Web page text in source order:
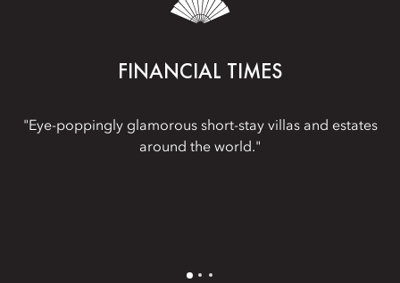
FINANCIAL TIMES
"Eye-poppingly glamorous short-stay villas and estates
around the world."